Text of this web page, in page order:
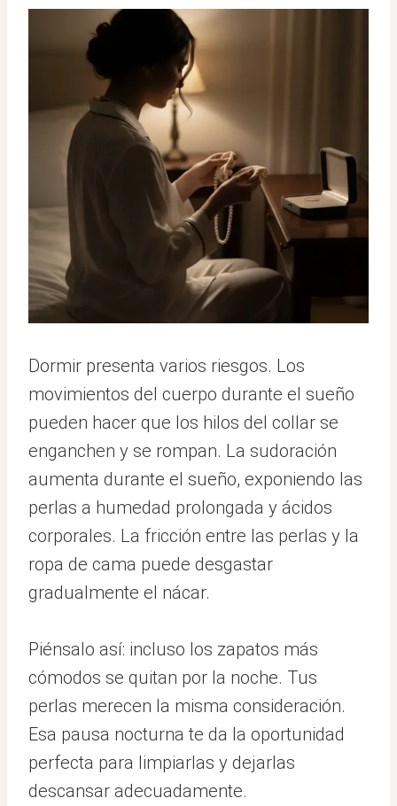
Dormir presenta varios riesgos. Los
movimientos del cuerpo durante el sueño
pueden hacer que los hilos del collar se
enganchen y se rompan. La sudoración
aumenta durante el sueño, exponiendo las
perlas a humedad prolongada y ácidos
corporales. La fricción entre las perlas y la
ropa de cama puede desgastar
gradualmente el nácar.
Piénsalo así: incluso los zapatos más
cómodos se quitan por la noche. Tus
perlas merecen la misma consideración.
Esa pausa nocturna te da la oportunidad
perfecta para limpiarlas y dejarlas
descansar adecuadamente.